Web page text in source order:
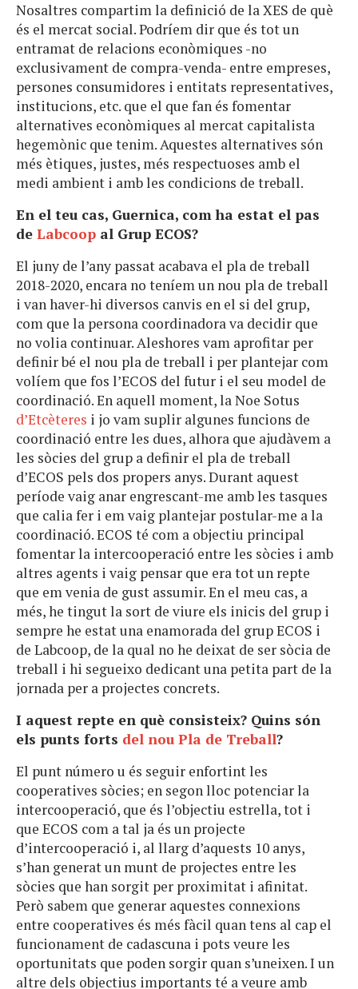
Nosaltres compartim la definició de la XES de què
és el mercat social. Podríem dir que és tot un
entramat de relacions econòmiques -no
exclusivament de compra-venda- entre empreses,
persones consumidores i entitats representatives,
institucions, etc. que el que fan és fomentar
alternatives econòmiques al mercat capitalista
hegemònic que tenim. Aquestes alternatives són
més ètiques, justes, més respectuoses amb el
medi ambient i amb les condicions de treball.
En el teu cas, Guernica, com ha estat el pas
de Labcoop al Grup ECOS?
El juny de l’any passat acabava el pla de treball
2018-2020, encara no teníem un nou pla de treball
i van haver-hi diversos canvis en el si del grup,
com que la persona coordinadora va decidir que
no volia continuar. Aleshores vam aprofitar per
definir bé el nou pla de treball i per plantejar com
volíem que fos l’ECOS del futur i el seu model de
coordinació. En aquell moment, la Noe Sotus
d’Etcèteres i jo vam suplir algunes funcions de
coordinació entre les dues, alhora que ajudàvem a
les sòcies del grup a definir el pla de treball
d’ECOS pels dos propers anys. Durant aquest
període vaig anar engrescant-me amb les tasques
que calia fer i em vaig plantejar postular-me a la
coordinació. ECOS té com a objectiu principal
fomentar la intercooperació entre les sòcies i amb
altres agents i vaig pensar que era tot un repte
que em venia de gust assumir. En el meu cas, a
més, he tingut la sort de viure els inicis del grup i
sempre he estat una enamorada del grup ECOS i
de Labcoop, de la qual no he deixat de ser sòcia de
treball i hi segueixo dedicant una petita part de la
jornada per a projectes concrets.
I aquest repte en què consisteix? Quins són
els punts forts del nou Pla de Treball?
El punt número u és seguir enfortint les
cooperatives sòcies; en segon lloc potenciar la
intercooperació, que és l’objectiu estrella, tot i
que ECOS com a tal ja és un projecte
d’intercooperació i, al llarg d’aquests 10 anys,
s’han generat un munt de projectes entre les
sòcies que han sorgit per proximitat i afinitat.
Però sabem que generar aquestes connexions
entre cooperatives és més fàcil quan tens al cap el
funcionament de cadascuna i pots veure les
oportunitats que poden sorgir quan s’uneixen. I un
altre dels objectius importants té a veure amb